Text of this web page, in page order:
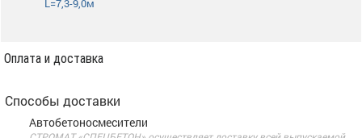
Оплата и доставка
Способы доставки
Автобетоносмесители